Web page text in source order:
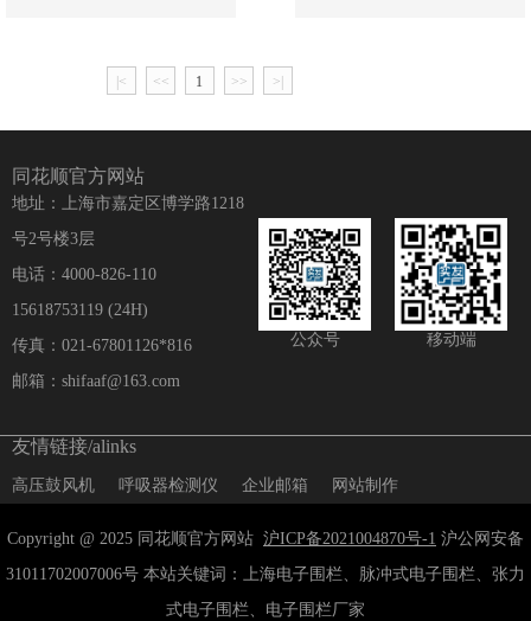
|< << 1 >> >|
同花顺官方网站
地址：上海市嘉定区博学路1218
号2号楼3层
电话：4000-826-110
15618753119 (24H)
传真：021-67801126*816
邮箱：shifaaf@163.com
公众号 移动端
友情链接/alinks
高压鼓风机 呼吸器检测仪 企业邮箱 网站制作
Copyright @ 2025 同花顺官方网站 沪ICP备2021004870号-1 沪公网安备
31011702007006号 本站关键词：上海电子围栏、脉冲式电子围栏、张力
式电子围栏、电子围栏厂家